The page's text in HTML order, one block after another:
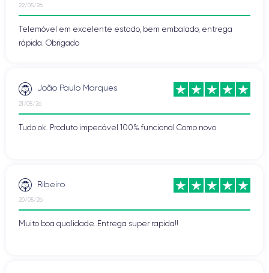
22/05/26
Telemóvel em excelente estado, bem embalado, entrega
rápida. Obrigado
João Paulo Marques
21/05/26
Tudo ok. Produto impecável 100% funcional Como novo
Ribeiro
20/05/26
Muito boa qualidade. Entrega super rapida!!